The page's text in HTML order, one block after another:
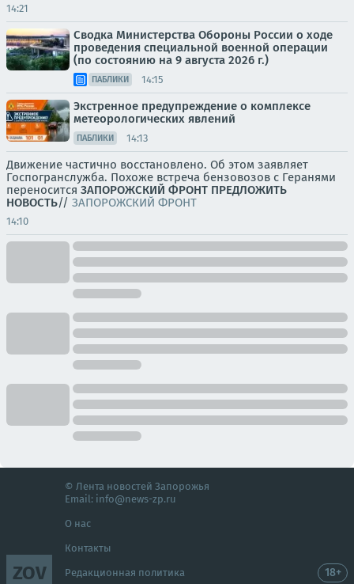
14:21
Сводка Министерства Обороны России о ходе
проведения специальной военной операции
(по состоянию на 9 августа 2026 г.)
ПАБЛИКИ 14:15
Экстренное предупреждение о комплексе
метеорологических явлений
ПАБЛИКИ 14:13
Движение частично восстановлено. Об этом заявляет
Госпогранслужба. Похоже встреча бензовозов с Геранями
переносится ЗАПОРОЖСКИЙ ФРОНТ ПРЕДЛОЖИТЬ
НОВОСТЬ// ЗАПОРОЖСКИЙ ФРОНТ
14:10
ZOV
© Лента новостей Запорожья
Email: info@news-zp.ru
О нас
Контакты
Редакционная политика 18+